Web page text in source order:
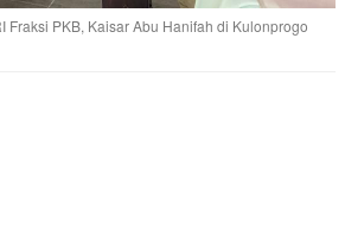
PKB, Kaisar Abu Hanifah di Kulonprogo